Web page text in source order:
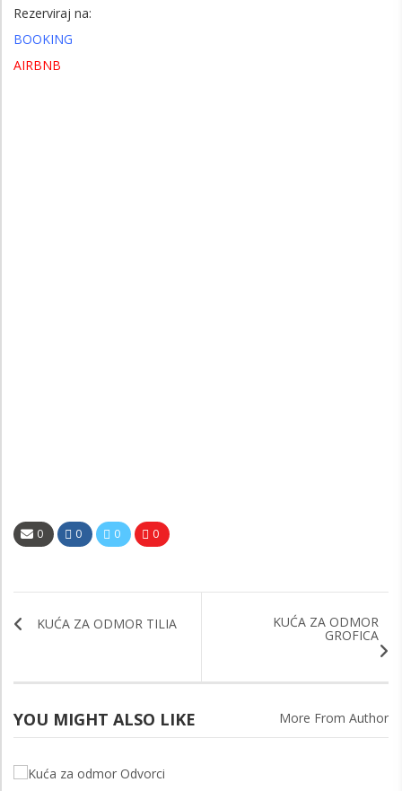
Rezerviraj na:
BOOKING
AIRBNB
0 0 0 0
KUĆA ZA ODMOR TILIA KUĆA ZA ODMOR
GROFICA
YOU MIGHT ALSO LIKE More From Author